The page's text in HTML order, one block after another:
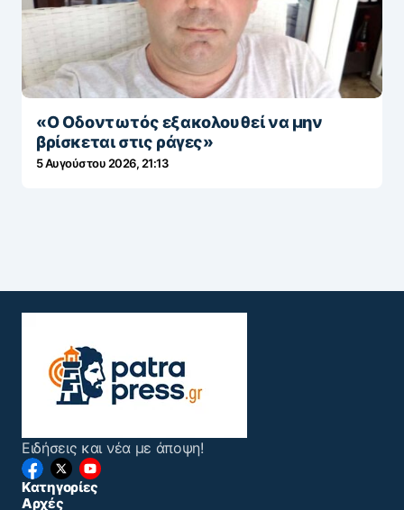
«Ο Οδοντωτός εξακολουθεί να μην
βρίσκεται στις ράγες»
5 Αυγούστου 2026, 21:13
Ειδήσεις και νέα με άποψη!
Κατηγορίες
Αρχές